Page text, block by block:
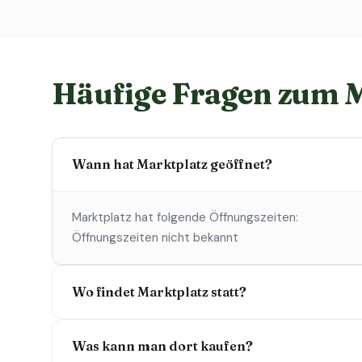
Häufige Fragen zum
Wann hat Marktplatz geöffnet?
Marktplatz hat folgende Öffnungszeiten:
Öffnungszeiten nicht bekannt
Wo findet Marktplatz statt?
Was kann man dort kaufen?